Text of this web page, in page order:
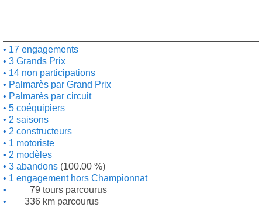
17 engagements
3 Grands Prix
14 non participations
Palmarès par Grand Prix
Palmarès par circuit
5 coéquipiers
2 saisons
2 constructeurs
1 motoriste
2 modèles
3 abandons (100.00 %)
1 engagement hors Championnat
79 tours parcourus
336 km parcourus